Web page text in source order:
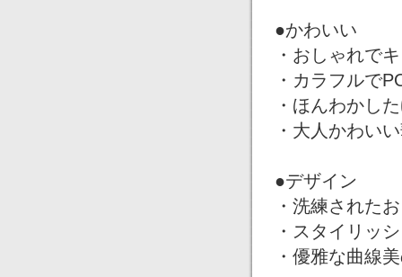
●かわいい
・おしゃれで
・カラフルで
・ほんわかし
・大人かわい
●デザイン
・洗練された
・スタイリッ
・優雅な曲線